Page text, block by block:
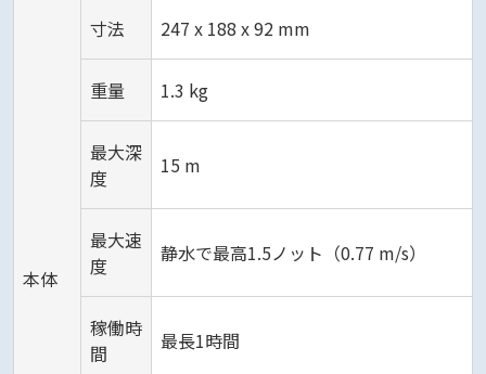
本体
寸法 247 x 188 x 92 mm
重量 1.3 kg
最大深
度
15 m
最大速
度
静水で最高1.5ノット（0.77 m/s）
稼働時
間
最長1時間